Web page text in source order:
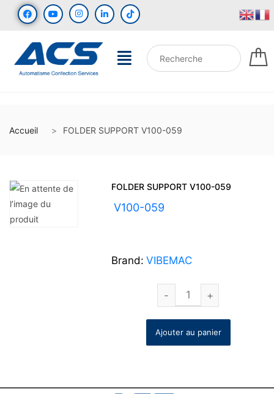
Accueil FOLDER SUPPORT V100-059
FOLDER SUPPORT V100-059
UGS :V100-059
Brand: VIBEMAC
Ajouter au panier